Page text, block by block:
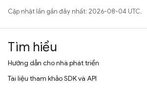
Cập nhật lần gần đây nhất: 2026-08-04 UTC.
Tìm hiểu
Hướng dẫn cho nhà phát triển
Tài liệu tham khảo SDK và API